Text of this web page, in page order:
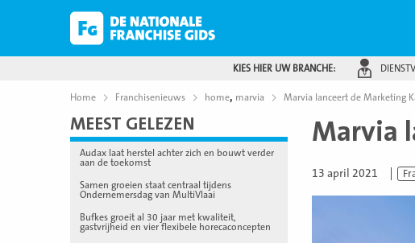
KIES HIER UW BRANCHE:
Home Franchisenieuws home, marvia Marvia lanceert de Marketing
MEEST GELEZEN
Audax laat herstel achter zich en bouwt verder
aan de toekomst
Samen groeien staat centraal tijdens
Ondernemersdag van MultiVlaai
Bufkes groeit al 30 jaar met kwaliteit,
gastvrijheid en vier flexibele horecaconcepten
Marvia
13 april 2021